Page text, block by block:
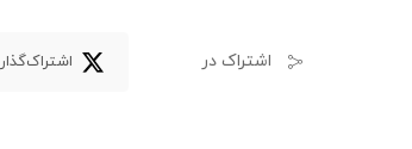
اشتراک در